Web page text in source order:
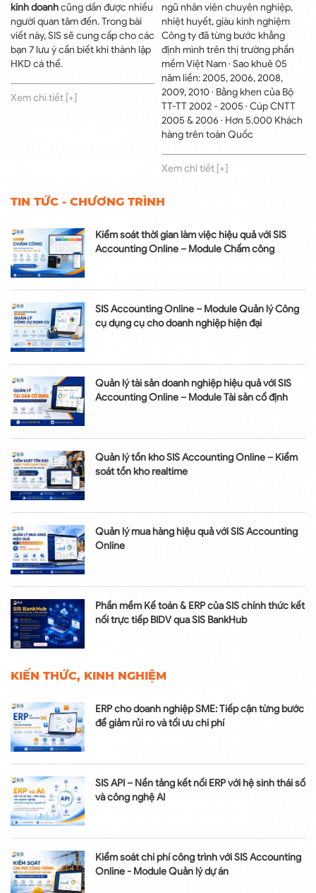
TIN TỨC - CHƯƠNG TRÌNH
Kiểm soát thời gian làm việc hiệu quả với SIS
Accounting Online – Module Chấm công
SIS Accounting Online – Module Quản lý Công
cụ dụng cụ cho doanh nghiệp hiện đại
Quản lý tài sản doanh nghiệp hiệu quả với SIS
Accounting Online – Module Tài sản cố định
Quản lý tồn kho SIS Accounting Online – Kiểm
soát tồn kho realtime
Quản lý mua hàng hiệu quả với SIS Accounting
Online
Phần mềm Kế toán & ERP của SIS chính thức kết
nối trực tiếp BIDV qua SIS BankHub
KIẾN THỨC, KINH NGHIỆM
ERP cho doanh nghiệp SME: Tiếp cận từng bước
để giảm rủi ro và tối ưu chi phí
SIS API – Nền tảng kết nối ERP với hệ sinh thái số
và công nghệ AI
Kiểm soát chi phí công trình với SIS Accounting
Online - Module Quản lý dự án
kinh doanhcũng dần được nhiều
người quan tâm đến. Trong bài
viết này, SIS sẽ cung cấp cho các
bạn 7 lưu ý cần biết khi thành lập
HKD cá thể.
Xem chi tiết [+]
ngũ nhân viên chuyên nghiệp,
nhiệt huyết, giàu kinh nghiệm
Công ty đã từng bước khẳng
định mình trên thị trường phần
mềm Việt Nam · Sao khuê 05
năm liền: 2005, 2006, 2008,
2009, 2010 · Bằng khen của Bộ
TT-TT 2002 - 2005 · Cúp CNTT
2005 & 2006 · Hơn 5.000 Khách
hàng trên toàn Quốc
Xem chi tiết [+]